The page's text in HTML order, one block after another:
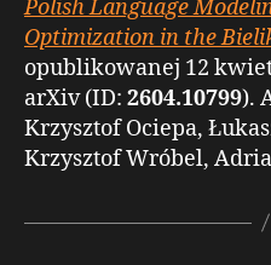
Polish Language
Optimization in the
opublikowanej 12
arXiv (ID: 2604.10799).
Krzysztof Ociepa,
Krzysztof Wróbel,